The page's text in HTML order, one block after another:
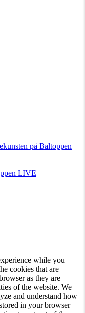
på Baltoppen
LIVE
while you
cookies that are
as they are
of the website. We
and understand how
in your browser